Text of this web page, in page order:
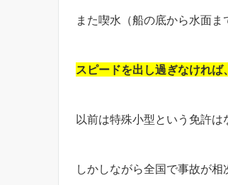
また喫水（船の底から水面ま
スピードを出し過ぎなけれ
以前は特殊小型という免許は
しかしながら全国で事故が